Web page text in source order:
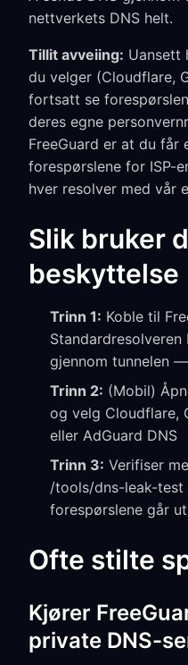
nettverkets DNS helt.
Tillit avveiing: Uansett
du velger (Cloudflare,
fortsatt se
deres egne
FreeGuard er at du får
forespørslene for ISP-
hver resolver med vår
Slik bruker
beskyttelse
Trinn 1: Koble til
gjennom tunnelen
Trinn 2: (Mobil)
og velg Cloudflare,
eller AdGuard DNS
Trinn 3: Verifiser
/tools/dns-leak-
forespørslene går
Ofte stilte
Kjører
private DNS-